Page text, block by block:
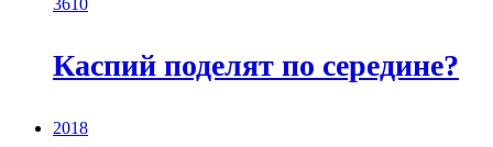
Каспий поделят по середине?
2018